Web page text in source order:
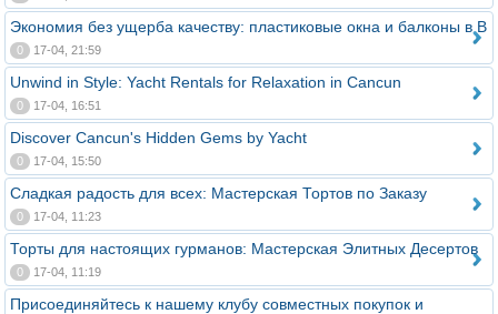
Экономия без ущерба качеству: пластиковые окна и балконы в В
0 17-04, 21:59
Unwind in Style: Yacht Rentals for Relaxation in Cancun
0 17-04, 16:51
Discover Cancun's Hidden Gems by Yacht
0 17-04, 15:50
Сладкая радость для всех: Мастерская Тортов по Заказу
0 17-04, 11:23
Торты для настоящих гурманов: Мастерская Элитных Десертов
0 17-04, 11:19
Присоединяйтесь к нашему клубу совместных покупок и